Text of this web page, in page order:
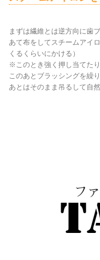
まずは繊維とは逆方向に歯
あて布をしてスチームアイ
くるくらいにかける）
※このとき強く押し当てたり
このあとブラッシングを繰
あとはそのまま吊るして自